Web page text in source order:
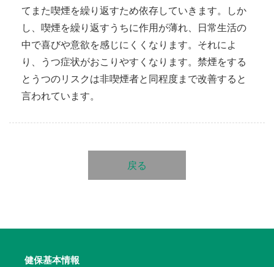
てまた喫煙を繰り返すため依存していきます。しか
し、喫煙を繰り返すうちに作用が薄れ、日常生活の
中で喜びや意欲を感じにくくなります。それによ
り、うつ症状がおこりやすくなります。禁煙をする
とうつのリスクは非喫煙者と同程度まで改善すると
言われています。
戻る
健保基本情報